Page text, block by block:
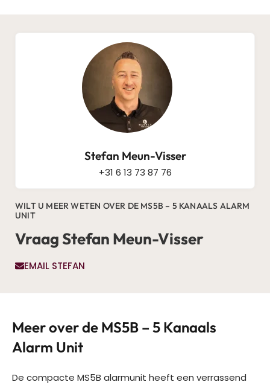
Stefan Meun-Visser
+31 6 13 73 87 76
WILT U MEER WETEN OVER DE MS5B – 5 KANAALS ALARM
UNIT
Vraag Stefan Meun-Visser
EMAIL STEFAN
Meer over de MS5B – 5 Kanaals
Alarm Unit
De compacte MS5B alarmunit heeft een verrassend